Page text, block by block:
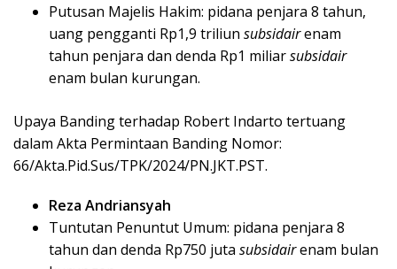
Putusan Majelis Hakim: pidana penjara 8 tahun,
uang pengganti Rp1,9 triliun subsidairenam
tahun penjara dan denda Rp1 miliarsubsidair
enam bulan kurungan.
Upaya Banding terhadap Robert Indarto tertuang
dalam Akta Permintaan Banding Nomor:
66/Akta.Pid.Sus/TPK/2024/PN.JKT.PST.
Reza Andriansyah
Tuntutan Penuntut Umum: pidana penjara 8
tahun dan denda Rp750 juta subsidairenam bulan